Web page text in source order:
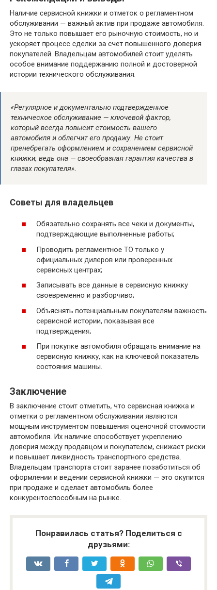
Наличие сервисной книжки и отметок о регламентном
обслуживании — важный актив при продаже автомобиля.
Это не только повышает его рыночную стоимость, но и
ускоряет процесс сделки за счет повышенного доверия
покупателей. Владельцам автомобилей стоит уделять
особое внимание поддержанию полной и достоверной
истории технического обслуживания.
«Регулярное и документально подтвержденное
техническое обслуживание — ключевой фактор,
который всегда повысит стоимость вашего
автомобиля и облегчит его продажу. Не стоит
пренебрегать оформлением и сохранением сервисной
книжки, ведь она — своеобразная гарантия качества в
глазах покупателя».
Советы для владельцев
Обязательно сохранять все чеки и документы,
подтверждающие выполненные работы;
Проводить регламентное ТО только у
официальных дилеров или проверенных
сервисных центрах;
Записывать все данные в сервисную книжку
своевременно и разборчиво;
Объяснять потенциальным покупателям важность
сервисной истории, показывая все
подтверждения;
При покупке автомобиля обращать внимание на
сервисную книжку, как на ключевой показатель
состояния машины.
Заключение
В заключение стоит отметить, что сервисная книжка и
отметки о регламентном обслуживании являются
мощным инструментом повышения оценочной стоимости
автомобиля. Их наличие способствует укреплению
доверия между продавцом и покупателем, снижает риски
и повышает ликвидность транспортного средства.
Владельцам транспорта стоит заранее позаботиться об
оформлении и ведении сервисной книжки — это окупится
при продаже и сделает автомобиль более
конкурентоспособным на рынке.
Понравилась статья? Поделиться с
друзьями: